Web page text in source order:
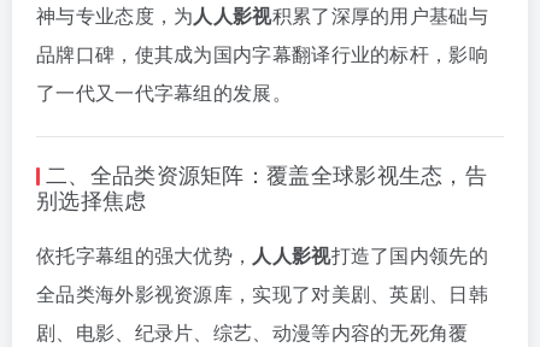
神与专业态度，为人人影视积累了深厚的用户基础与
品牌口碑，使其成为国内字幕翻译行业的标杆，影响
了一代又一代字幕组的发展。
二、全品类资源矩阵：覆盖全球影视生态，告
别选择焦虑
依托字幕组的强大优势， 人人影视打造了国内领先的
全品类海外影视资源库，实现了对美剧、英剧、日韩
剧、电影、纪录片、综艺、动漫等内容的无死角覆